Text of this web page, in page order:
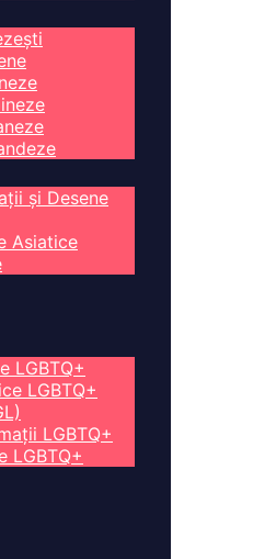
și Desene
Asiatice
LGBTQ+
LGBTQ+
LGBTQ+
LGBTQ+